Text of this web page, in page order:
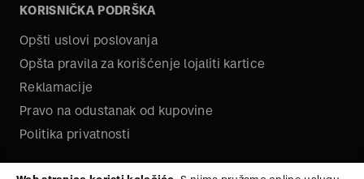
KORISNIČKA PODRŠKA
Opšti uslovi poslovanja
Opšta pravila za korišćenje lojaliti kartice
Reklamacije
Pravo na odustanak od kupovine
Politika privatnosti